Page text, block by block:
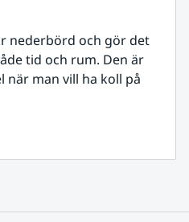
nederbörd och gör det
tid och rum. Den är
man vill ha koll på